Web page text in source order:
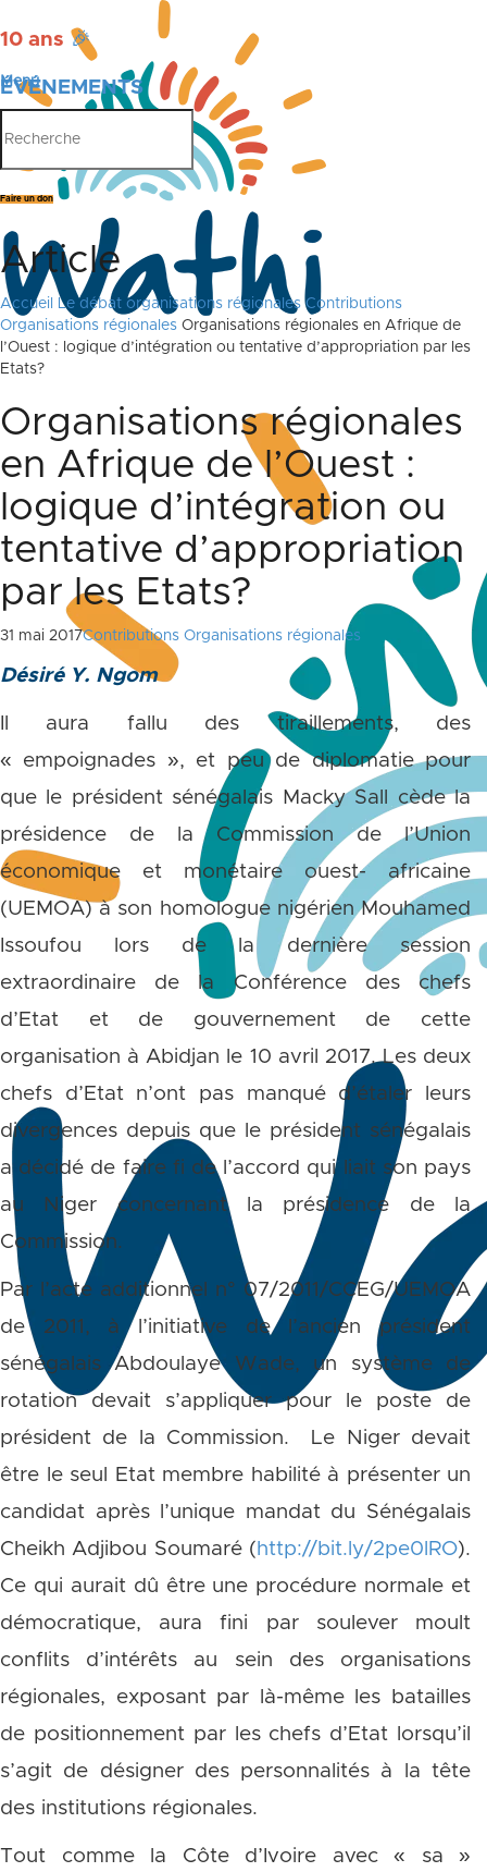
10 ans 🎉
ÉVÉNEMENTS
PUBLICATIONS
Menu
Faire un don
Article
Accueil Le débat organisations régionales Contributions
Organisations régionales Organisations régionales en Afrique de
l’Ouest : logique d’intégration ou tentative d’appropriation par les
Etats?
Organisations régionales
en Afrique de l’Ouest :
logique d’intégration ou
tentative d’appropriation
par les Etats?
31 mai 2017Contributions Organisations régionales
Désiré Y. Ngom
Il aura fallu des tiraillements, des
« empoignades », et peu de diplomatie pour
que le président sénégalais Macky Sall cède la
présidence de la Commission de l’Union
économique et monétaire ouest- africaine
(UEMOA) à son homologue nigérien Mouhamed
Issoufou lors de la dernière session
extraordinaire de la Conférence des chefs
d’Etat et de gouvernement de cette
organisation à Abidjan le 10 avril 2017. Les deux
chefs d’Etat n’ont pas manqué d’étaler leurs
divergences depuis que le président sénégalais
a décidé de faire fi de l’accord qui liait son pays
au Niger concernant la présidence de la
Commission.
Par l’acte additionnel n° 07/2011/CCEG/UEMOA
de 2011, à l’initiative de l’ancien président
sénégalais Abdoulaye Wade, un système de
rotation devait s’appliquer pour le poste de
président de la Commission. Le Niger devait
être le seul Etat membre habilité à présenter un
candidat après l’unique mandat du Sénégalais
Cheikh Adjibou Soumaré ( http://bit.ly/2pe0lRO).
Ce qui aurait dû être une procédure normale et
démocratique, aura fini par soulever moult
conflits d’intérêts au sein des organisations
régionales, exposant par là-même les batailles
de positionnement par les chefs d’Etat lorsqu’il
s’agit de désigner des personnalités à la tête
des institutions régionales.
Tout comme la Côte d’Ivoire avec « sa »